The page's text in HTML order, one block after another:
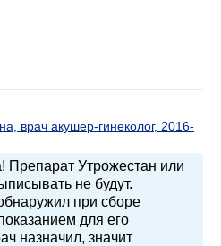
врач акушер-гинеколог, 2016-
Препарат Утрожестан или
не будут.
при сборе
для его
назначил, значит